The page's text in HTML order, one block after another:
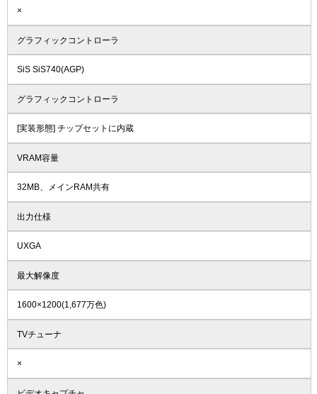
×
グラフィックコントローラ
SiS SiS740(AGP)
グラフィックコントローラ
[実装形態] チップセットに内蔵
VRAM容量
32MB、メインRAM共有
出力仕様
UXGA
最大解像度
1600×1200(1,677万色)
TVチューナ
×